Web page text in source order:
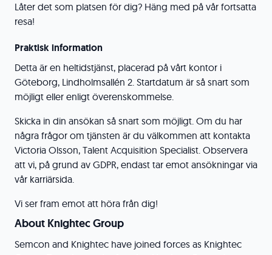
Låter det som platsen för dig? Häng med på vår fortsatta
resa!
Praktisk information
Detta är en heltidstjänst, placerad på vårt kontor i
Göteborg, Lindholmsallén 2. Startdatum är så snart som
möjligt eller enligt överenskommelse.
Skicka in din ansökan så snart som möjligt. Om du har
några frågor om tjänsten är du välkommen att kontakta
Victoria Olsson, Talent Acquisition Specialist. Observera
att vi, på grund av GDPR, endast tar emot ansökningar via
vår karriärsida.
Vi ser fram emot att höra från dig!
About Knightec Group
Semcon and Knightec have joined forces as Knightec